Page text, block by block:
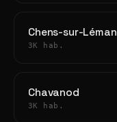
Chens-sur-Léman
3K hab.
Chavanod
3K hab.